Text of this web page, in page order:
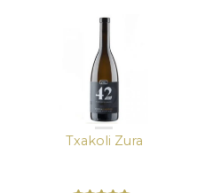
Txakoli Zura